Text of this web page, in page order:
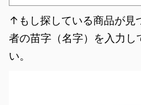
↑もし探している商品が見
者の苗字（名字）を入力し
い。